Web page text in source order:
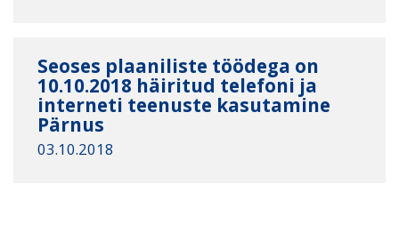
Seoses plaaniliste töödega on
10.10.2018 häiritud telefoni ja
interneti teenuste kasutamine
Pärnus
03.10.2018